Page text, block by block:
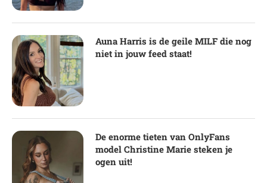
Auna Harris is de geile MILF die nog
niet in jouw feed staat!
De enorme tieten van OnlyFans
model Christine Marie steken je
ogen uit!